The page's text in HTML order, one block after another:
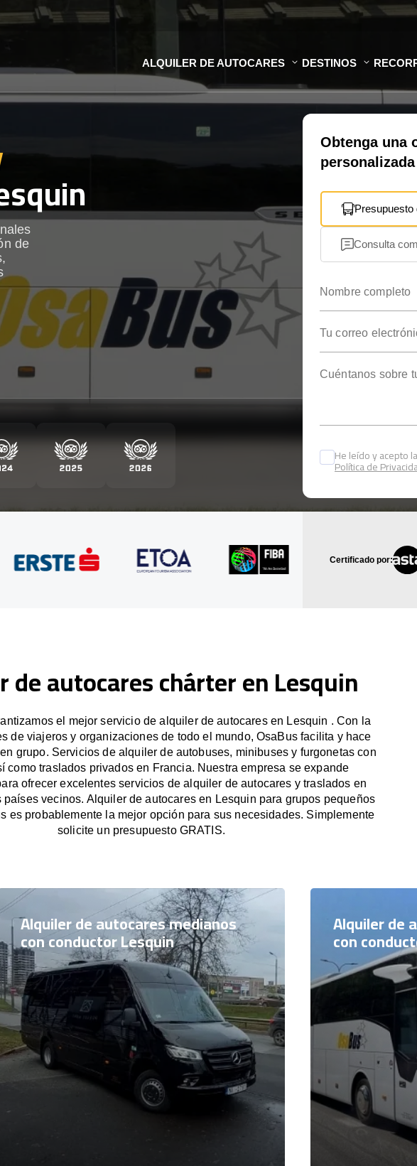
ALQUILER DE AUTOCARES DESTINOS
de
Obtenga una
personalizada
Presupuesto
Consulta
He leído y acepto la
Política de
Certificado por:
de autocares chárter en Lesquin
el mejor servicio de alquiler de autocares en Lesquin . Con la
de viajeros y organizaciones de todo el mundo, OsaBus facilita y hace
grupo. Servicios de alquiler de autobuses, minibuses y furgonetas con
como traslados privados en Francia. Nuestra empresa se expande
ofrecer excelentes servicios de alquiler de autocares y traslados en
países vecinos. Alquiler de autocares en Lesquin para grupos pequeños
es probablemente la mejor opción para sus necesidades. Simplemente
solicite un presupuesto GRATIS.
Alquiler de autocares medianos
con conductor Lesquin
Alquiler de
con